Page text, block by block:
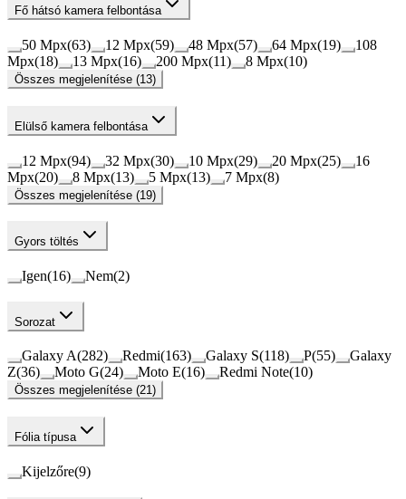
Fő hátsó kamera felbontása
50 Mpx(63) 12 Mpx(59) 48 Mpx(57) 64 Mpx(19)
108
Mpx(18) 13 Mpx(16) 200 Mpx(11) 8 Mpx(10)
Összes megjelenítése (13)
Elülső kamera felbontása
12 Mpx(94) 32 Mpx(30) 10 Mpx(29) 20 Mpx(25)
16
Mpx(20) 8 Mpx(13) 5 Mpx(13) 7 Mpx(8)
Összes megjelenítése (19)
Gyors töltés
Igen(16) Nem(2)
Sorozat
Galaxy A(282) Redmi(163) Galaxy S(118) P(55)
Galaxy
Z(36) Moto G(24) Moto E(16) Redmi Note(10)
Összes megjelenítése (21)
Fólia típusa
Kijelzőre(9)